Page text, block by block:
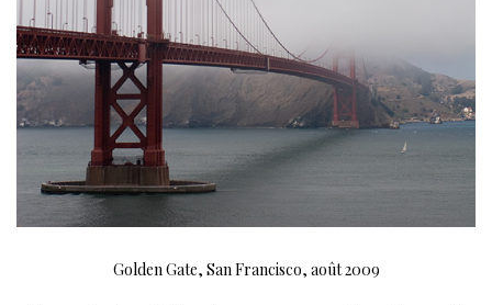
Golden Gate, San Francisco, août 2009